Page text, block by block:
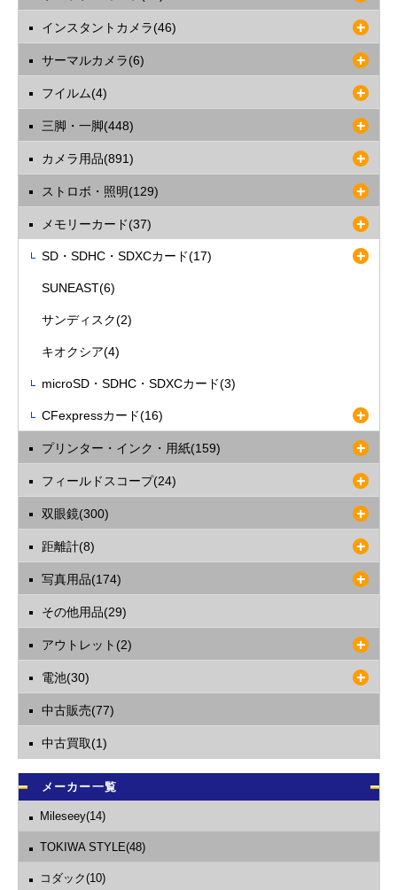
インスタントカメラ(46)
サーマルカメラ(6)
フイルム(4)
三脚・一脚(448)
カメラ用品(891)
ストロボ・照明(129)
メモリーカード(37)
SD・SDHC・SDXCカード(17)
SUNEAST(6)
サンディスク(2)
キオクシア(4)
microSD・SDHC・SDXCカード(3)
CFexpressカード(16)
プリンター・インク・用紙(159)
フィールドスコープ(24)
双眼鏡(300)
距離計(8)
写真用品(174)
その他用品(29)
アウトレット(2)
電池(30)
中古販売(77)
中古買取(1)
メーカー一覧
Mileseey(14)
TOKIWA STYLE(48)
コダック(10)